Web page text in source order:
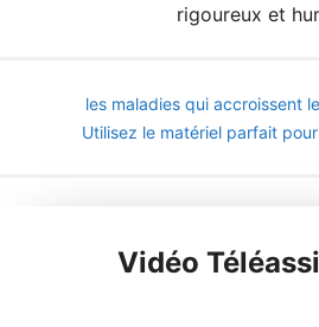
rigoureux et
les maladies qui accroissent
Utilisez le matériel parfait
Vidéo